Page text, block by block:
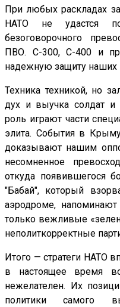
При любых раскладах
НАТО не удастся
безоговорочного
ПВО. С-300, С-400 и
надежную защиту наших
Техника техникой, но
дух и выучка солдат
роль играют части
элита. События в
доказывают нашим
несомненное
откуда появившегося
"Бабай", который
аэродроме,
только вежливые
неполиткорректные
Итого — стратеги НАТО
в настоящее время
нежелателен. Их
политики самого